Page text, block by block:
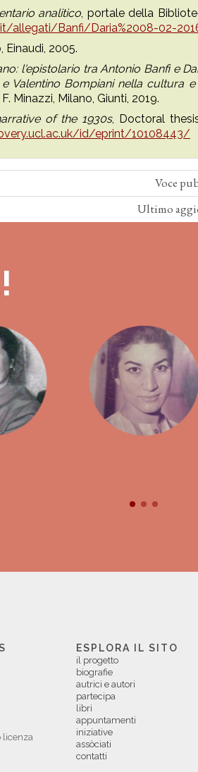
analitico, portale della
allegati/Banfi/Daria%2008-02-
Einaudi, 2005.
l'epistolario tra Antonio Banfi e
Valentino Bompiani nella cultura
Minazzi, Milano, Giunti, 2019.
of the 1930s, Doctoral
id/eprint/10108443/
Voce
Ultimo
licenza
ESPLORA IL SITO
il progetto
biografie
autrici e autori
partecipa
libri
appuntamenti
iniziative
assòciati
contatti